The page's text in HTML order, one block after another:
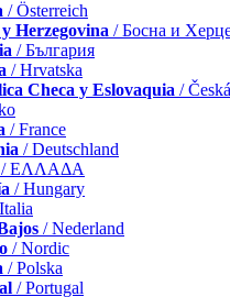
/ Österreich
Herzegovina / Босна и
/ България
/ Hrvatska
Checa y Eslovaquia /
/ France
/ Deutschland
/ ΕΛΛΑΔΑ
/ Hungary
/ Nederland
/ Nordic
/ Polska
/ Portugal